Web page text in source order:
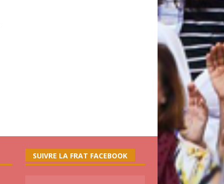
SUIVRE LA FRAT FACEBOOK